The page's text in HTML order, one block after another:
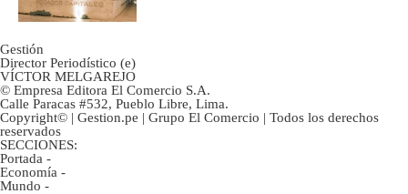
Gestión
Director Periodístico (e)
VÍCTOR MELGAREJO
© Empresa Editora El Comercio S.A.
Calle Paracas #532, Pueblo Libre, Lima.
Copyright© | Gestion.pe | Grupo El Comercio | Todos los derechos
reservados
SECCIONES:
Portada -
Economía -
Mundo -